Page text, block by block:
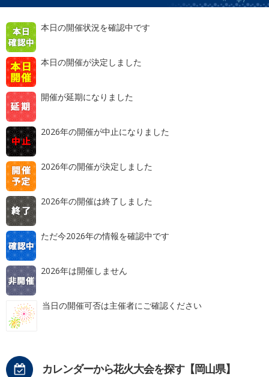
本日の開催状況を確認中です
本日の開催が決定しました
開催が延期になりました
2026年の開催が中止になりました
2026年の開催が決定しました
2026年の開催は終了しました
ただ今2026年の情報を確認中です
2026年は開催しません
当日の開催可否は主催者にご確認ください
カレンダーから花火大会を探す【岡山県】